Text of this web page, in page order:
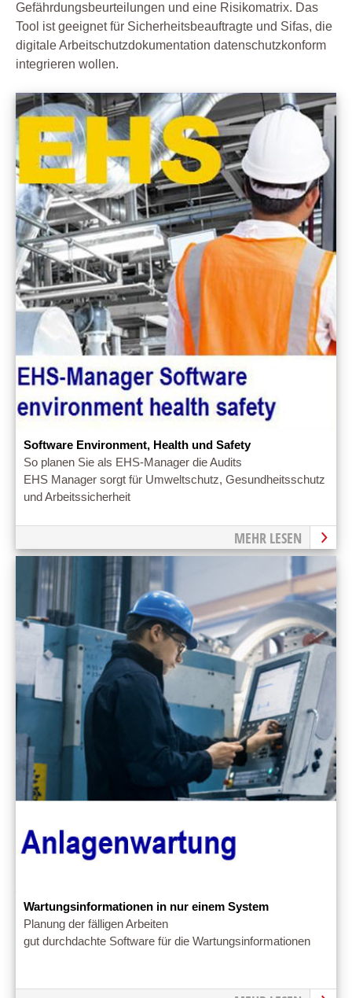
Gefährdungsbeurteilungen und eine Risikomatrix. Das
Tool ist geeignet für Sicherheitsbeauftragte und Sifas, die
digitale Arbeitschutzdokumentation datenschutzkonform
integrieren wollen.
Software Environment, Health und Safety
So planen Sie als EHS-Manager die Audits
EHS Manager sorgt für Umweltschutz, Gesundheitsschutz
und Arbeitssicherheit
MEHR LESEN
Wartungsinformationen in nur einem System
Planung der fälligen Arbeiten
gut durchdachte Software für die Wartungsinformationen